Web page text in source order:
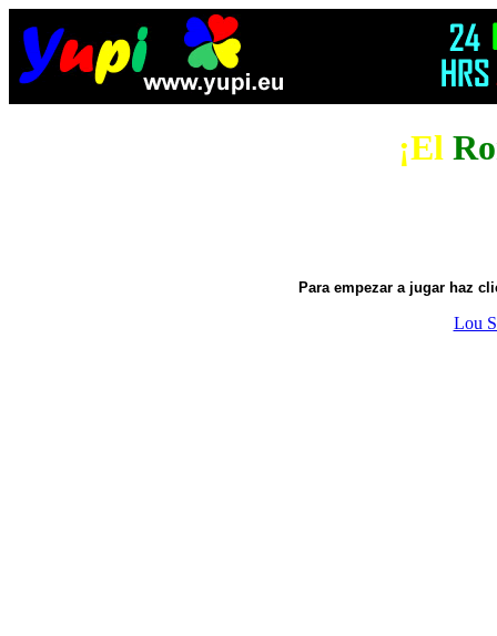
¡El
Para empezar a jugar haz
Lou